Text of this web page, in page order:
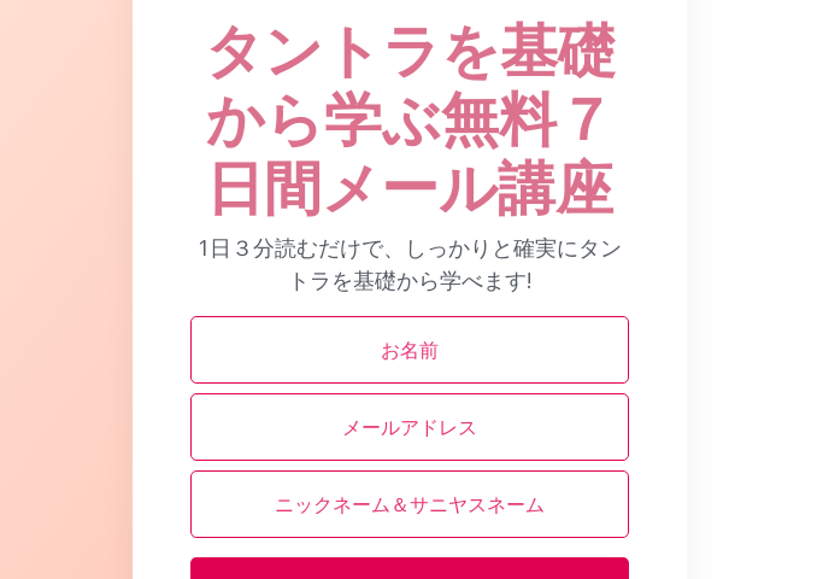
タントラを基礎
から学ぶ無料７
日間メール講座
1日３分読むだけで、しっかりと確実にタン
トラを基礎から学べます!